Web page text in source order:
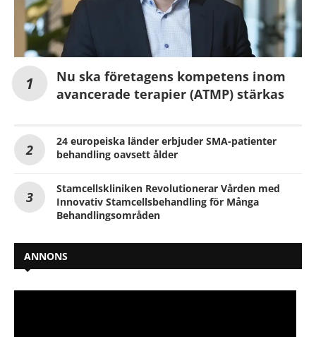
Nu ska företagens kompetens inom
avancerade terapier (ATMP) stärkas
24 europeiska länder erbjuder SMA-patienter
behandling oavsett ålder
Stamcellskliniken Revolutionerar Vården med
Innovativ Stamcellsbehandling för Många
Behandlingsområden
ANNONS